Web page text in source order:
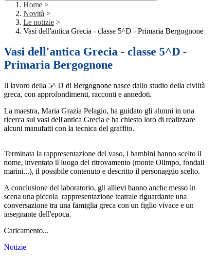
Home >
Novità >
Le notizie >
Vasi dell'antica Grecia - classe 5^D - Primaria Bergognone
Vasi dell'antica Grecia - classe 5^D -
Primaria Bergognone
Il lavoro della 5^ D di Bergognone nasce dallo studio della civiltà
greca, con approfondimenti, racconti e annedoti.
La maestra, Maria Grazia Pelagio, ha guidato gli alunni in una
ricerca sui vasi dell'antica Grecia e ha chiesto loro di realizzare
alcuni manufatti con la tecnica del graffito.
Terminata la rappresentazione del vaso, i bambini hanno scelto il
nome, inventato il luogo del ritrovamento (monte Olimpo, fondali
marini...), il possibile contenuto e descritto il personaggio scelto.
A conclusione del laboratorio, gli allievi hanno anche messo in
scena una piccola rappresentazione teatrale riguardante una
conversazione tra una famiglia greca con un figlio vivace e un
insegnante dell'epoca.
Caricamento...
Notizie